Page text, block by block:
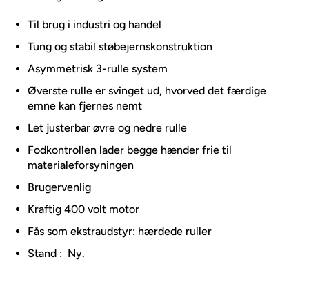
Til brug i industri og handel
Tung og stabil støbejernskonstruktion
Asymmetrisk 3-rulle system
Øverste rulle er svinget ud, hvorved det færdige
emne kan fjernes nemt
Let justerbar øvre og nedre rulle
Fodkontrollen lader begge hænder frie til
materialeforsyningen
Brugervenlig
Kraftig 400 volt motor
Fås som ekstraudstyr: hærdede ruller
Stand : Ny.